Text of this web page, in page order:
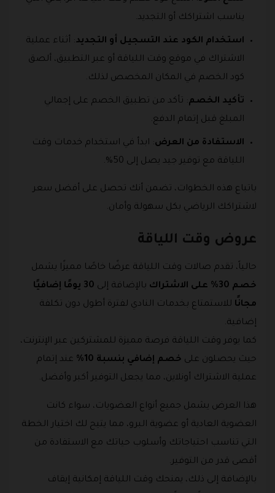
يناسب اشتراكك أو التجديد.
استخدام الكود عند التسجيل أو التجديد: أثناء عملية
الاشتراك في موقع وقت اللياقة أو عبر التطبيق، ألصق
كود الخصم في المكان المخصص لذلك.
تأكيد الخصم: تأكد من تطبيق الخصم على إجمالي
المبلغ قبل إتمام الدفع.
الاستفادة من العرض: ابدأ في استخدام خدمات وقت
اللياقة مع توفير جيد يصل إلى 50%.
باتباع هذه الخطوات، تضمن أنك تحصل على أفضل سعر
لاشتراكك الرياضي بكل سهولة وأمان.
عروض وقت اللياقة
حالياً، تقدم صالات وقت اللياقة عرضًا خاصًا مميزًا يشمل
خصم 30% على الاشتراك
بالإضافة إلى
30 يومًا إضافيًا
مجانًا للاستمتاع بخدمات النادي لفترة أطول دون تكلفة
إضافية.
كما يوفر وقت اللياقة فرصة مميزة للمشتركين عبر الإنترنت،
حيث يحصلون على خصم إضافي بنسبة 10%
عند إتمام
عملية الاشتراك أونلاين، مما يجعل التوفير أكبر وأفضل.
هذا العرض يشمل جميع أنواع العضويات، سواء كانت
العضوية العادية أو عضوية البرو، مما يتيح لك اختيار الخطة
التي تناسب احتياجاتك وأسلوب حياتك مع الاستفادة من
أقصى قدر من التوفير.
بالإضافة إلى ذلك، يمنحك وقت اللياقة إمكانية إيقاف